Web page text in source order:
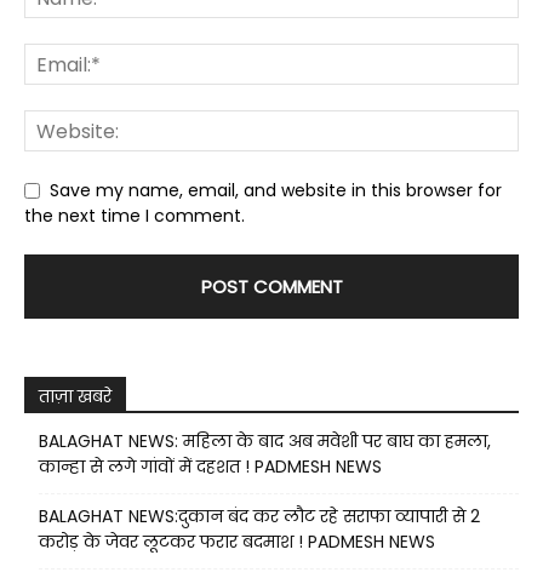
Save my name, email, and website in this browser for
the next time I comment.
ताज़ा खबरे
BALAGHAT NEWS: महिला के बाद अब मवेशी पर बाघ का हमला,
कान्हा से लगे गांवों में दहशत ! PADMESH NEWS
BALAGHAT NEWS:दुकान बंद कर लौट रहे सराफा व्यापारी से 2
करोड़ के जेवर लूटकर फरार बदमाश ! PADMESH NEWS